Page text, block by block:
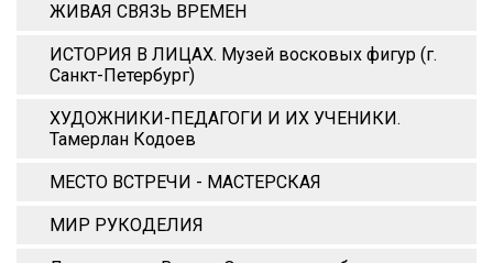
ЖИВАЯ СВЯЗЬ ВРЕМЕН
ИСТОРИЯ В ЛИЦАХ. Музей восковых фигур (г.
Санкт-Петербург)
ХУДОЖНИКИ-ПЕДАГОГИ И ИХ УЧЕНИКИ.
Тамерлан Кодоев
МЕСТО ВСТРЕЧИ - МАСТЕРСКАЯ
МИР РУКОДЕЛИЯ